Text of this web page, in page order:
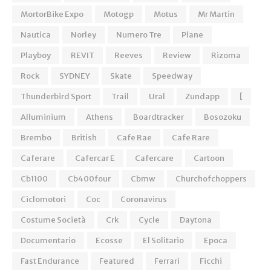
MortorBike Expo
Motogp Motus
Mr Martin
Nautica
Norley Numero Tre
Plane
Playboy
REVIT Reeves Review
Rizoma
Rock
SYDNEY Skate
Speedway
Thunderbird Sport
Trail Ural Zundapp
[
Alluminium
Athens Boardtracker
Bosozoku
Brembo
British Cafe Rae
Cafe Rare
Caferare
Cafercar E Cafercare
Cartoon
Cb1100
Cb400four Cbmw
Churchofchoppers
Ciclomotori
Coc
Coronavirus
Costume Società
Crk Cycle
Daytona
Documentario
Ecosse El Solitario
Epoca
Fast Endurance
Featured Ferrari
Ficchi